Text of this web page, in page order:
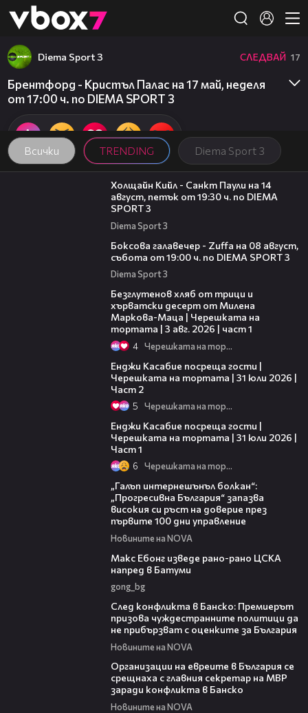
👾
Всички TRENDING Diema Sport 3
Diema Sport 3 СЛЕДВАЙ 17
Брентфорд - Кристъл Палас на 17 май, неделя
от 17:00 ч. по DIEMA SPORT 3
00:36
Холщайн Кийл - Санкт Паули на 14
август, петък от 19:30 ч. по DIEMA
SPORT 3
Diema Sport 3
Боксова галавечер - Zuffa на 08 август,
събота от 19:00 ч. по DIEMA SPORT 3
Diema Sport 3
Безглутенов хляб от трици и
хърватски десерт от Милена
Маркова-Маца | Черешката на
тортата | 3 авг. 2026 | част 1
4 Черешката на тортата
Енджи Касабие посреща гости |
Черешката на тортата | 31 юли 2026 |
Част 2
5 Черешката на тортата
Енджи Касабие посреща гости |
Черешката на тортата | 31 юли 2026 |
Част 1
6 Черешката на тортата
„Галъп интернешънъл болкан“:
„Прогресивна България“ запазва
високия си ръст на доверие през
първите 100 дни управление
Новините на NOVA
Макс Ебонг изведе рано-рано ЦСКА
напред в Батуми
gong_bg
След конфликта в Банско: Премиерът
призова чуждестранните политици да
не прибързват с оценките за България
Новините на NOVA
Организации на евреите в България се
срещнаха с главния секретар на МВР
заради конфликта в Банско
Новините на NOVA